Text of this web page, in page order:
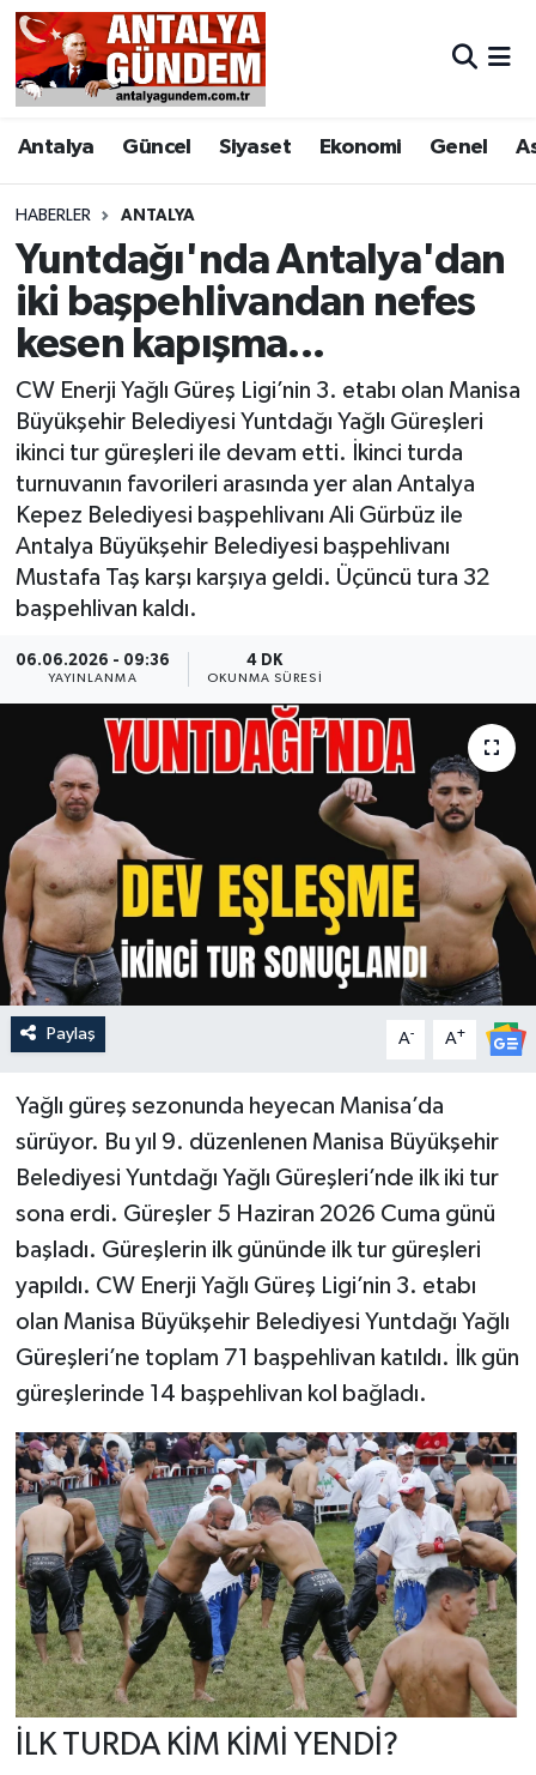
Antalya Güncel Siyaset Ekonomi Genel
HABERLER ANTALYA
Yuntdağı'nda Antalya'dan
iki başpehlivandan nefes
kesen kapışma...
CW Enerji Yağlı Güreş Ligi’nin 3. etabı olan Manisa
Büyükşehir Belediyesi Yuntdağı Yağlı Güreşleri
ikinci tur güreşleri ile devam etti. İkinci turda
turnuvanın favorileri arasında yer alan Antalya
Kepez Belediyesi başpehlivanı Ali Gürbüz ile
Antalya Büyükşehir Belediyesi başpehlivanı
Mustafa Taş karşı karşıya geldi. Üçüncü tura 32
başpehlivan kaldı.
06.06.2026 - 09:36
YAYINLANMA
4 DK
OKUNMA SÜRESI
Paylaş A- A+
Yağlı güreş sezonunda heyecan Manisa’da
sürüyor. Bu yıl 9. düzenlenen Manisa Büyükşehir
Belediyesi Yuntdağı Yağlı Güreşleri’nde ilk iki tur
sona erdi. Güreşler 5 Haziran 2026 Cuma günü
başladı. Güreşlerin ilk gününde ilk tur güreşleri
yapıldı. CW Enerji Yağlı Güreş Ligi’nin 3. etabı
olan Manisa Büyükşehir Belediyesi Yuntdağı Yağlı
Güreşleri’ne toplam 71 başpehlivan katıldı. İlk gün
güreşlerinde 14 başpehlivan kol bağladı.
İLK TURDA KİM KİMİ YENDİ?
Antalya
Asayiş
Bilim & Teknoloji
Bölge
EĞİTİM
Ekonomi
Genel
Görüntülü Haber
Güncel
Magazin
Resmi İlan
Sağlık & Yaşam
Siyaset
Spor
Antalya Nöbetçi Eczaneler
Antalya Hava Durumu
Antalya Namaz Vakitleri
Antalya Trafik Yoğunluk Haritası
Süper Lig Puan Durumu ve Fikstür
Tüm Manşetler
Son Dakika Haberleri
Haber Arşivi